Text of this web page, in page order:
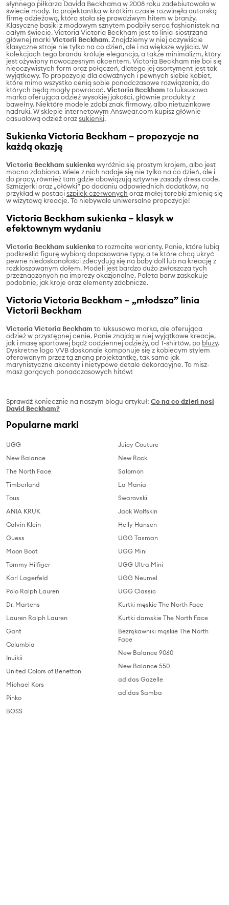
słynnego piłkarza Davida Beckhama w 2008 roku zadebiutowała w
świecie mody. Ta projektantka w krótkim czasie rozwinęła autorską
firmę odzieżową, która stała się prawdziwym hitem w branży.
Klasyczne basiki z modowym sznytem podbiły serca fashionistek na
całym świecie. Victoria Victoria Beckham jestto linia-siostrzana
głównej markiVictorii Beckham. Znajdziemy w niej oczywiście
klasyczne stroje nie tylko na co dzień, ale i na większe wyjścia. W
kolekcjach tego brandu króluje elegancja, a także minimalizm, który
jest ożywiony nowoczesnym akcentem. Victoria Beckham nie boi się
nieoczywistych form oraz połączeń, dlatego jej asortyment jest tak
wyjątkowy. To propozycje dla odważnych i pewnych siebie kobiet,
które mimo wszystko cenią sobie ponadczasowe rozwiązania, do
których będą mogły powracać.Victoria Beckham to luksusowa
marka oferująca odzież wysokiej jakości, głównie produkty z
bawełny. Niektóre modele zdobi znak firmowy, albo nietuzinkowe
nadruki. W sklepie internetowym Answear.com kupisz głównie
casualową odzież orazsukienki.
Sukienka Victoria Beckham – propozycje na
każdą okazję
Victoria Beckham sukienkawyróżnia się prostym krojem, albo jest
mocno zdobiona. Wiele z nich nadaje się nie tylko na co dzień, ale i
do pracy, również tam gdzie obowiązują sztywne zasady dress code.
Szmizjerki oraz „ołówki” po dodaniu odpowiednich dodatków, na
przykład w postaciszpilek czerwonych oraz małej torebki zmienią się
w wizytową kreacje. To niebywale uniwersalne propozycje!
Victoria Beckham sukienka – klasyk w
efektownym wydaniu
Victoria Beckham sukienkato rozmaite warianty. Panie, które lubią
podkreślić figurę wybiorą dopasowane typy, a te które chcą ukryć
pewne niedoskonałości zdecydują się na baby doll lub na kreację z
rozkloszowanym dołem. Modeli jest bardzo dużo zwłaszcza tych
przeznaczonych na imprezy okazjonalne. Paleta barw zaskakuje
podobnie, jak kroje oraz elementy zdobnicze.
Victoria Victoria Beckham – „młodsza” linia
Victorii Beckham
Victoria Victoria Beckham to luksusowa marka, ale oferująca
odzież w przystępnej cenie. Panie znajdą w niej wyjątkowe kreacje,
jak i masę sportowej bądź codziennej odzieży, od T-shirtów, po bluzy.
Dyskretne logo VVB doskonale komponuje się z kobiecym stylem
oferowanym przez tą znaną projektantkę, tak samo jak
marynistyczne akcenty i nietypowe detale dekoracyjne. To misz-
masz gorących ponadczasowych hitów!
Sprawdź koniecznie na naszym blogu artykuł: Co na co dzień nosi
David Beckham?
Popularne marki
UGG
New Balance
The North Face
Timberland
Tous
ANIA KRUK
Calvin Klein
Guess
Moon Boot
Tommy Hilfiger
Karl Lagerfeld
Polo Ralph Lauren
Dr. Martens
Lauren Ralph Lauren
Gant
Columbia
Inuikii
United Colors of Benetton
Michael Kors
Pinko
BOSS
Juicy Couture
New Rock
Salomon
La Mania
Swarovski
Jack Wolfskin
Helly Hansen
UGG Tasman
UGG Mini
UGG Ultra Mini
UGG Neumel
UGG Classic
Kurtki męskie The North Face
Kurtki damskie The North Face
Bezrękawniki męskie The North
Face
New Balance 9060
New Balance 550
adidas Gazelle
adidas Samba